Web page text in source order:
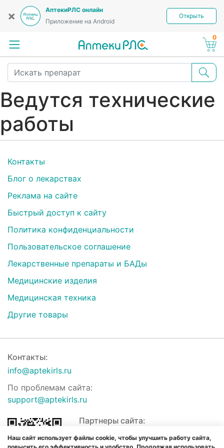
×
АптекиРЛС онлайн
Приложение на Android
Открыть
0
Ведутся технические
работы
Контакты
Блог о лекарствах
Реклама на сайте
Быстрый доступ к сайту
Политика конфиденциальности
Пользовательское соглашение
Лекарственные препараты и БАДы
Медицинские изделия
Медицинская техника
Другие товары
Контакты:
info@aptekirls.ru
По проблемам сайта:
support@aptekirls.ru
Партнеры сайта:
Наш сайт использует файлы cookie, чтобы улучшить работу сайта,